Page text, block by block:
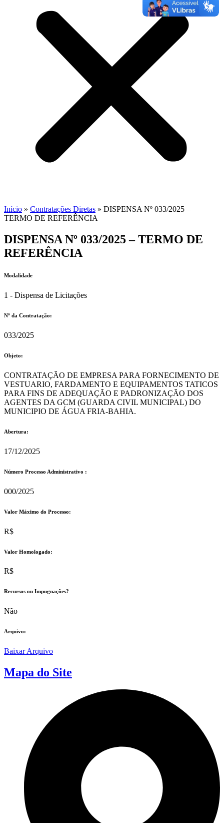
Início » Contratações Diretas » DISPENSA Nº 033/2025 –
TERMO DE REFERÊNCIA
DISPENSA Nº 033/2025 – TERMO DE
REFERÊNCIA
Modalidade
1 - Dispensa de Licitações
Nº da Contratação:
033/2025
Objeto:
CONTRATAÇÃO DE EMPRESA PARA FORNECIMENTO DE
VESTUARIO, FARDAMENTO E EQUIPAMENTOS TATICOS
PARA FINS DE ADEQUAÇÃO E PADRONIZAÇÃO DOS
AGENTES DA GCM (GUARDA CIVIL MUNICIPAL) DO
MUNICIPIO DE ÁGUA FRIA-BAHIA.
Abertura:
17/12/2025
Número Processo Administrativo :
000/2025
Valor Máximo do Processo: ​
R$
Valor Homologado: ​
R$
Recursos ou Impugnações? ​
Não
Arquivo:
Baixar Arquivo
Mapa do Site